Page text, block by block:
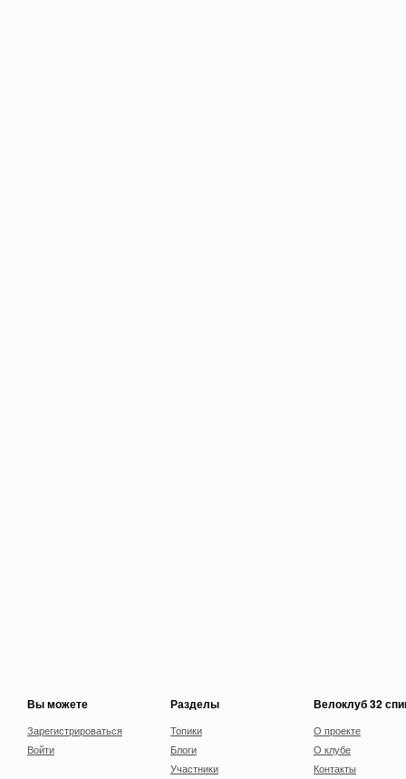
Вы можете
Зарегистрироваться
Войти
Разделы
Топики
Блоги
Участники
Велоклуб 32
О проекте
О клубе
Контакты